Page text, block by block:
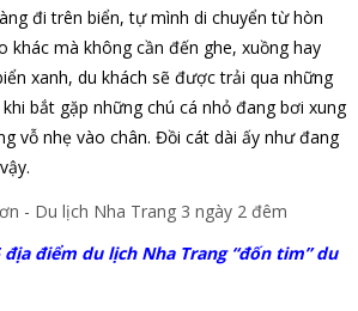
đi trên biển, tự mình di chuyển từ hòn
khác mà không cần đến ghe, xuồng hay
xanh, du khách sẽ được trải qua những
bắt gặp những chú cá nhỏ đang bơi xung
vỗ nhẹ vào chân. Đồi cát dài ấy như đang
địa điểm du lịch Nha Trang “đốn tim” du